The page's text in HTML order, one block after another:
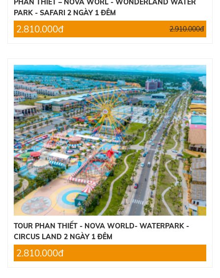
2.600.000đ
PHAN THIẾT – NOVA WORL - WONDERLAND WATER
PARK - SAFARI 2 NGÀY 1 ĐÊM
2.810.000đ 2.910.000đ
TOUR PHAN THIẾT - NOVA WORLD- WATERPARK -
CIRCUS LAND 2 NGÀY 1 ĐÊM
2.810.000đ